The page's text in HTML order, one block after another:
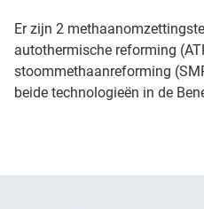
Er zijn 2
autothermische reforming
stoommethaanreforming
beide technologieën in de